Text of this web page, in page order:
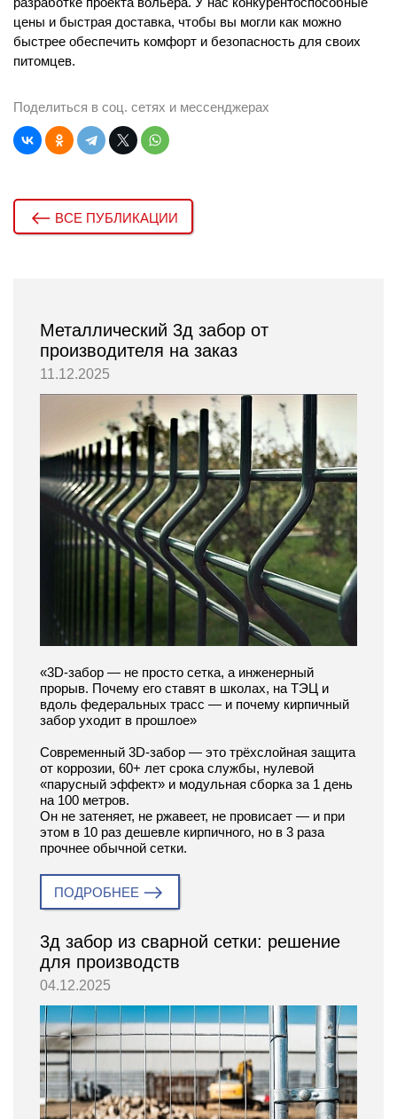
цены и быстрая доставка, чтобы вы могли как можно
быстрее обеспечить комфорт и безопасность для своих
питомцев.
Поделиться в соц. сетях и мессенджерах
ВСЕ ПУБЛИКАЦИИ
Металлический 3д забор от
производителя на заказ
11.12.2025
«3D-забор — не просто сетка, а инженерный
прорыв. Почему его ставят в школах, на ТЭЦ и
вдоль федеральных трасс — и почему кирпичный
забор уходит в прошлое»
Современный 3D-забор — это трёхслойная защита
от коррозии, 60+ лет срока службы, нулевой
«парусный эффект» и модульная сборка за 1 день
на 100 метров.
Он не затеняет, не ржавеет, не провисает — и при
этом в 10 раз дешевле кирпичного, но в 3 раза
прочнее обычной сетки.
ПОДРОБНЕЕ
3д забор из сварной сетки: решение
для производств
04.12.2025